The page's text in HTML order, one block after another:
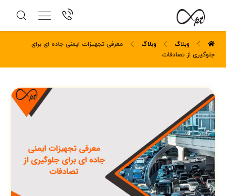
وبلاگ وبلاگ
معرفی تجهیزات ایمنی جاده ای برای
جلوگیری از تصادفات